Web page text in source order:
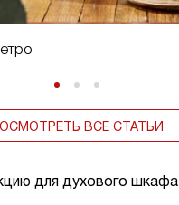
для духового шкафа
ВСЕ СТАТЬИ